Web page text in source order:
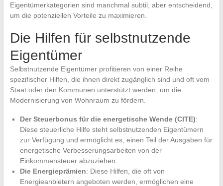
Eigentümerkategorien sind manchmal subtil, aber entscheidend,
um die potenziellen Vorteile zu maximieren.
Die Hilfen für selbstnutzende
Eigentümer
Selbstnutzende Eigentümer profitieren von einer Reihe
spezifischer Hilfen, die ihnen direkt zugänglich sind und oft vom
Staat oder den Kommunen unterstützt werden, um die
Modernisierung von Wohnraum zu fördern.
Der Steuerbonus für die energetische Wende (CITE):
Diese steuerliche Hilfe steht selbstnutzenden Eigentümern
zur Verfügung und ermöglicht es, einen Teil der Ausgaben für
energetische Verbesserungsarbeiten von der
Einkommensteuer abzuziehen.
Die Energieprämien: Diese Hilfen, die oft von
Energieanbietern angeboten werden, ermöglichen eine